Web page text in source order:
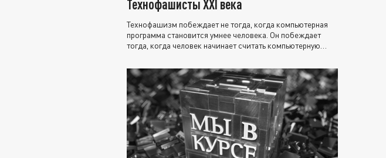
Технофашисты XXI века
Технофашизм побеждает не тогда, когда компьютерная
программа становится умнее человека. Он побеждает
тогда, когда человек начинает считать компьютерную